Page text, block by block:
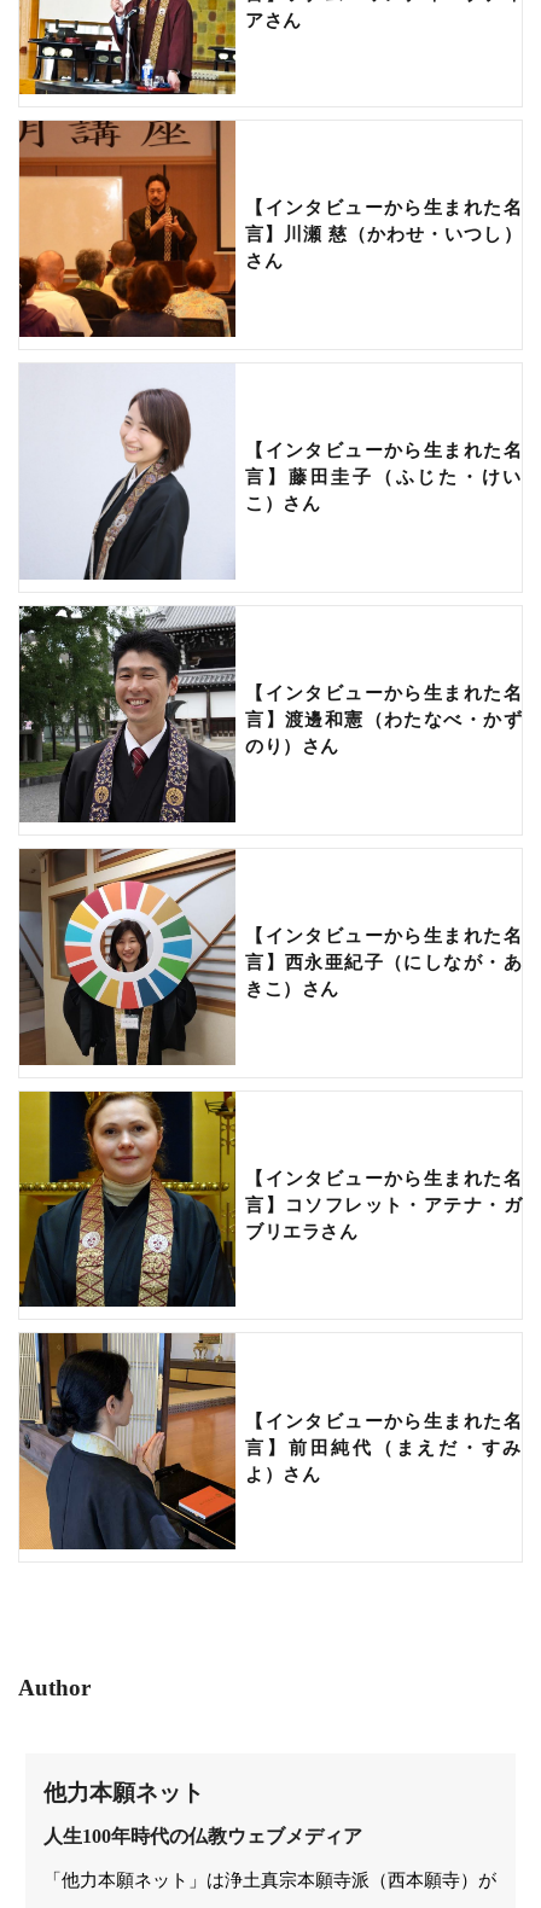
アさん
【インタビューから生まれた名
言】川瀬 慈（かわせ・いつし）
さん
【インタビューから生まれた名
言】藤田圭子（ふじた・けい
こ）さん
【インタビューから生まれた名
言】渡邊和憲（わたなべ・かず
のり）さん
【インタビューから生まれた名
言】西永亜紀子（にしなが・あ
きこ）さん
【インタビューから生まれた名
言】コソフレット・アテナ・ガ
ブリエラさん
【インタビューから生まれた名
言】前田純代（まえだ・すみ
よ）さん
Author
他力本願ネット
人生100年時代の仏教ウェブメディア
「他力本願ネット」は浄土真宗本願寺派（西本願寺）が